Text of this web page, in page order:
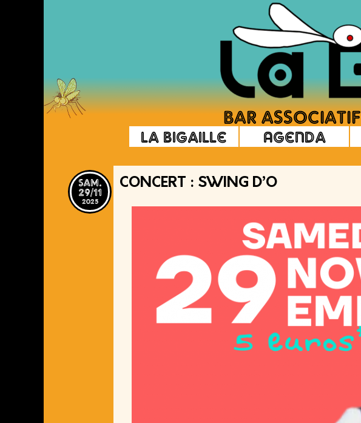
La Bigaille Agenda
sam.
29/11
2025
CONCERT : SWING D’O